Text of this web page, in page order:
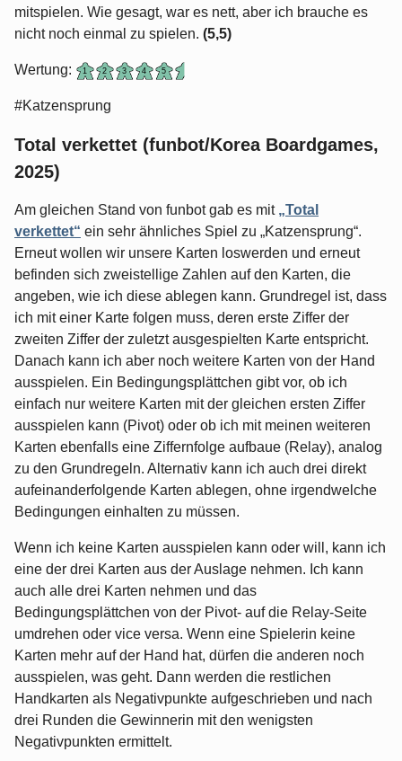
mitspielen. Wie gesagt, war es nett, aber ich brauche es
nicht noch einmal zu spielen. (5,5)
Wertung:
#Katzensprung
Total verkettet (funbot/Korea Boardgames,
2025)
Am gleichen Stand von funbot gab es mit „Total
verkettet“ ein sehr ähnliches Spiel zu „Katzensprung“.
Erneut wollen wir unsere Karten loswerden und erneut
befinden sich zweistellige Zahlen auf den Karten, die
angeben, wie ich diese ablegen kann. Grundregel ist, dass
ich mit einer Karte folgen muss, deren erste Ziffer der
zweiten Ziffer der zuletzt ausgespielten Karte entspricht.
Danach kann ich aber noch weitere Karten von der Hand
ausspielen. Ein Bedingungsplättchen gibt vor, ob ich
einfach nur weitere Karten mit der gleichen ersten Ziffer
ausspielen kann (Pivot) oder ob ich mit meinen weiteren
Karten ebenfalls eine Ziffernfolge aufbaue (Relay), analog
zu den Grundregeln. Alternativ kann ich auch drei direkt
aufeinanderfolgende Karten ablegen, ohne irgendwelche
Bedingungen einhalten zu müssen.
Wenn ich keine Karten ausspielen kann oder will, kann ich
eine der drei Karten aus der Auslage nehmen. Ich kann
auch alle drei Karten nehmen und das
Bedingungsplättchen von der Pivot- auf die Relay-Seite
umdrehen oder vice versa. Wenn eine Spielerin keine
Karten mehr auf der Hand hat, dürfen die anderen noch
ausspielen, was geht. Dann werden die restlichen
Handkarten als Negativpunkte aufgeschrieben und nach
drei Runden die Gewinnerin mit den wenigsten
Negativpunkten ermittelt.